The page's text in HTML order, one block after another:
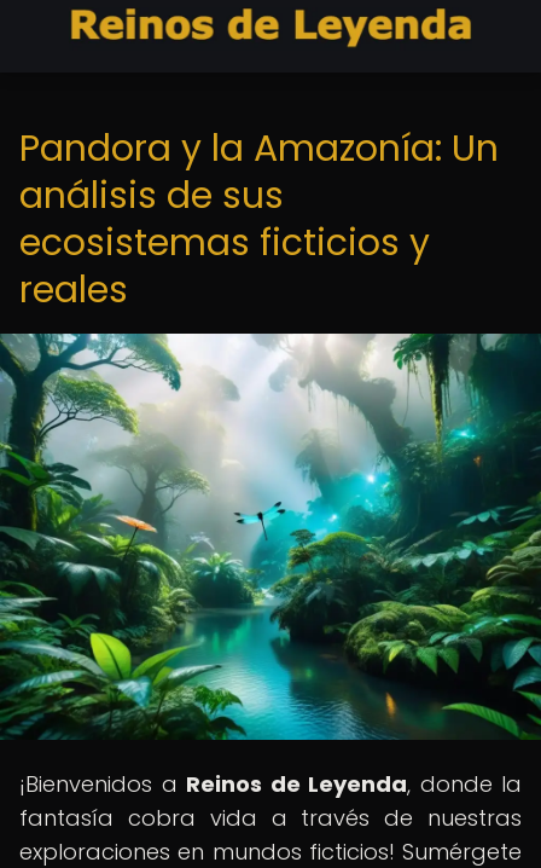
Pandora y la Amazonía: Un
análisis de sus
ecosistemas ficticios y
reales
¡Bienvenidos a Reinos de Leyenda, donde la
fantasía cobra vida a través de nuestras
exploraciones en mundos ficticios! Sumérgete